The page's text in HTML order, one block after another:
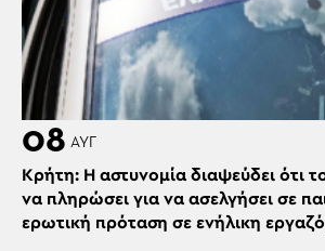
08 ΑΥΓ
Κρήτη: Η αστυνομία διαψεύδει ότι
να πληρώσει για να ασελγήσει σε
ερωτική πρόταση σε ενήλικη